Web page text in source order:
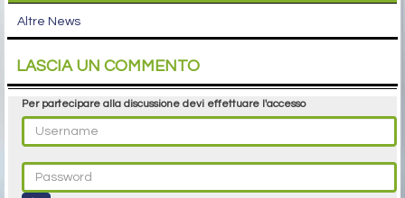
Altre News
LASCIA UN COMMENTO
Per partecipare alla discussione devi effettuare l'accesso